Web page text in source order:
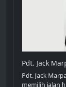
Pdt. Jack
Pdt. Jack
memilih jalan